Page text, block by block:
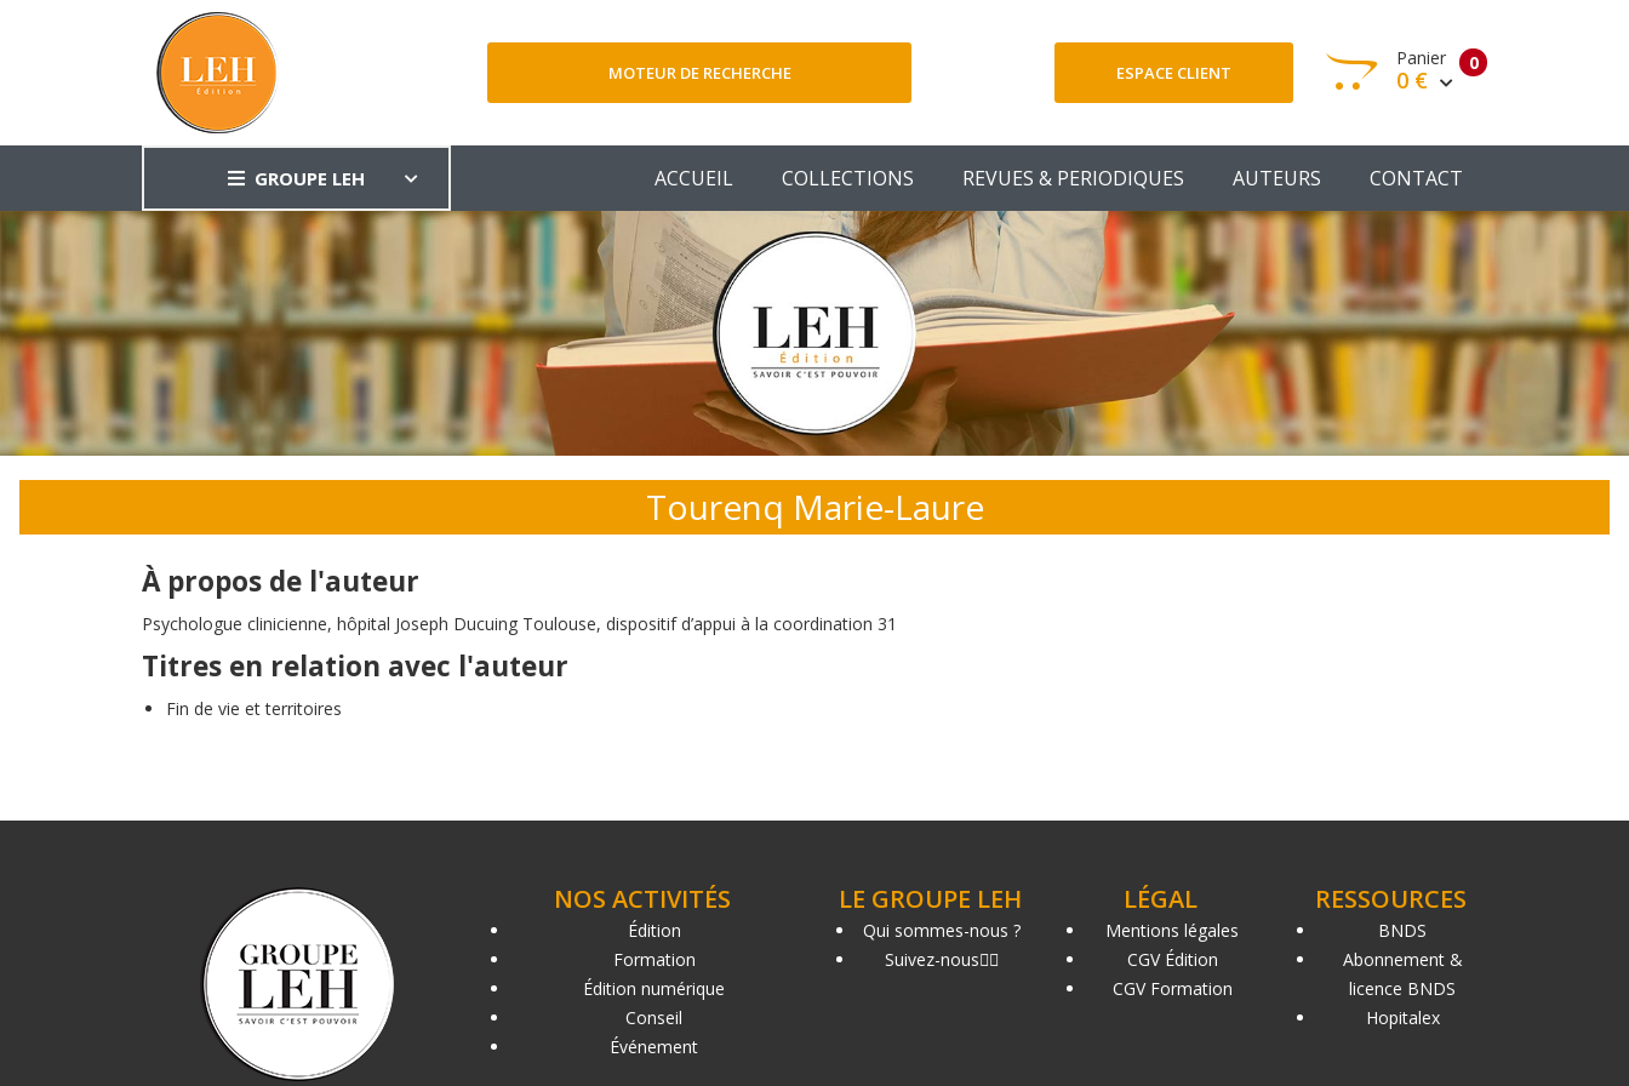
MOTEUR DE RECHERCHE ESPACE CLIENT 0
Panier
0 €
Votre panier est vide
Votre Panier
GROUPE LEH ACCUEIL COLLECTIONS REVUES & PERIODIQUES AUTEURS CONTACT
Tourenq Marie-Laure
À propos de l'auteur
Psychologue clinicienne, hôpital Joseph Ducuing Toulouse, dispositif d’appui à la coordination 31
Titres en relation avec l'auteur
Fin de vie et territoires
NOS ACTIVITÉS
Édition
Formation
Édition numérique
Conseil
Événement
LE GROUPE LEH
Qui sommes-nous ?
Suivez-nous
LÉGAL
Mentions légales
CGV Édition
CGV Formation
RESSOURCES
BNDS
Abonnement &
licence BNDS
Hopitalex